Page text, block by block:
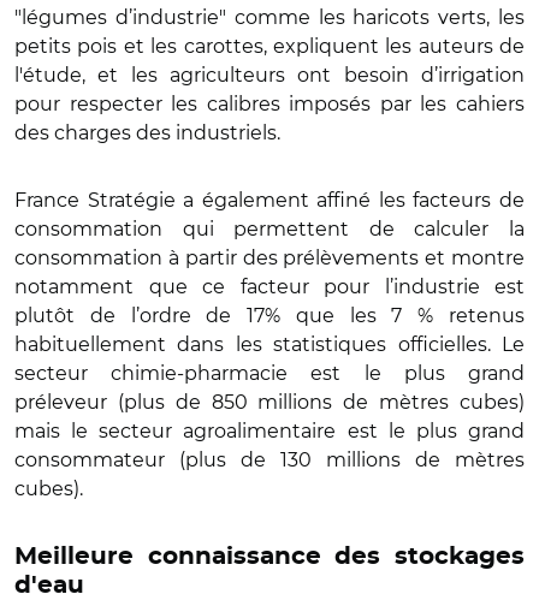
"légumes d’industrie" comme les haricots verts, les
petits pois et les carottes, expliquent les auteurs de
l'étude, et les agriculteurs ont besoin d’irrigation
pour respecter les calibres imposés par les cahiers
des charges des industriels.
France Stratégie a également affiné les facteurs de
consommation qui permettent de calculer la
consommation à partir des prélèvements et montre
notamment que ce facteur pour l’industrie est
plutôt de l’ordre de 17% que les 7 % retenus
habituellement dans les statistiques officielles. Le
secteur chimie-pharmacie est le plus grand
préleveur (plus de 850 millions de mètres cubes)
mais le secteur agroalimentaire est le plus grand
consommateur (plus de 130 millions de mètres
cubes).
Meilleure connaissance des stockages
d'eau